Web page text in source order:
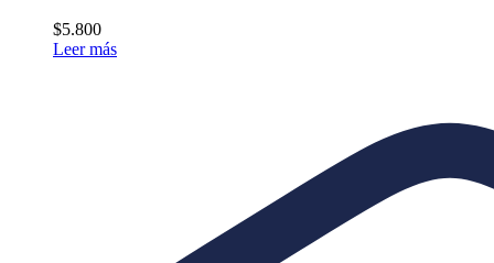
$5.800
Leer más